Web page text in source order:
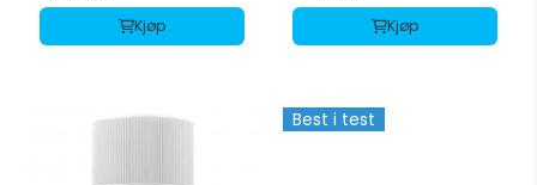
Kjøp
Kjøp
Best i test